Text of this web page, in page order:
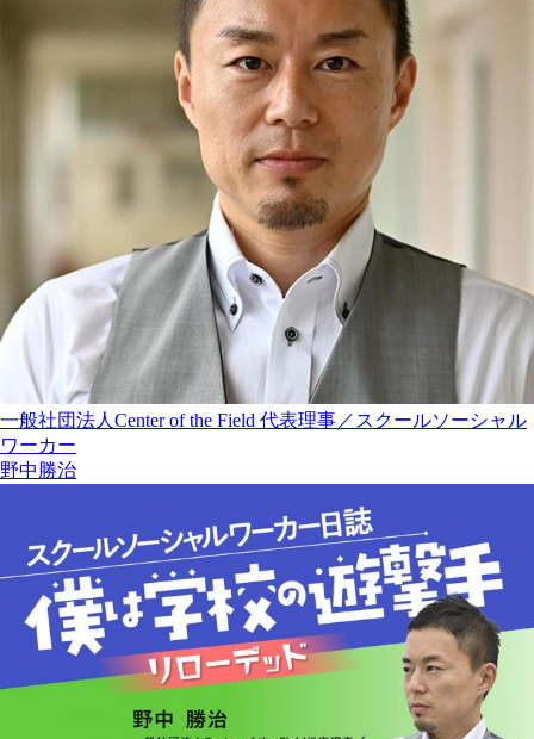
一般社団法人Center of the Field 代表理事／スクールソーシャル
ワーカー
野中勝治